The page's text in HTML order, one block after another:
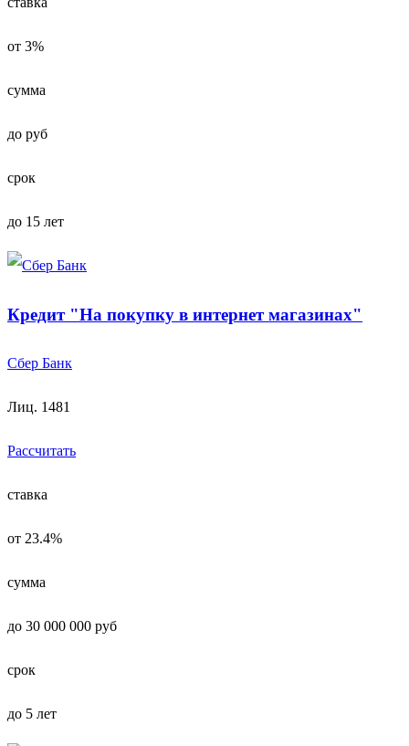
от 3%
сумма
до руб
срок
до 15 лет
Кредит "На покупку в интернет магазинах"
Сбер Банк
Лиц. 1481
Рассчитать
ставка
от 23.4%
сумма
до 30 000 000 руб
срок
до 5 лет